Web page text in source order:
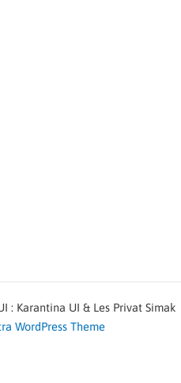
: Karantina UI & Les Privat Simak
WordPress Theme